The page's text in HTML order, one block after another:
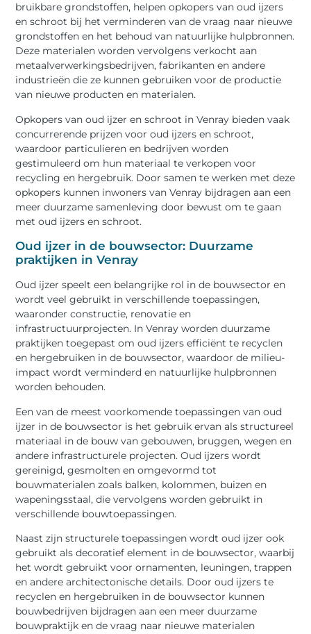
bruikbare grondstoffen, helpen opkopers van oud ijzers
en schroot bij het verminderen van de vraag naar nieuwe
grondstoffen en het behoud van natuurlijke hulpbronnen.
Deze materialen worden vervolgens verkocht aan
metaalverwerkingsbedrijven, fabrikanten en andere
industrieën die ze kunnen gebruiken voor de productie
van nieuwe producten en materialen.
Opkopers van oud ijzer en schroot in Venray bieden vaak
concurrerende prijzen voor oud ijzers en schroot,
waardoor particulieren en bedrijven worden
gestimuleerd om hun materiaal te verkopen voor
recycling en hergebruik. Door samen te werken met deze
opkopers kunnen inwoners van Venray bijdragen aan een
meer duurzame samenleving door bewust om te gaan
met oud ijzers en schroot.
Oud ijzer in de bouwsector: Duurzame
praktijken in Venray
Oud ijzer speelt een belangrijke rol in de bouwsector en
wordt veel gebruikt in verschillende toepassingen,
waaronder constructie, renovatie en
infrastructuurprojecten. In Venray worden duurzame
praktijken toegepast om oud ijzers efficiënt te recyclen
en hergebruiken in de bouwsector, waardoor de milieu-
impact wordt verminderd en natuurlijke hulpbronnen
worden behouden.
Een van de meest voorkomende toepassingen van oud
ijzer in de bouwsector is het gebruik ervan als structureel
materiaal in de bouw van gebouwen, bruggen, wegen en
andere infrastructurele projecten. Oud ijzers wordt
gereinigd, gesmolten en omgevormd tot
bouwmaterialen zoals balken, kolommen, buizen en
wapeningsstaal, die vervolgens worden gebruikt in
verschillende bouwtoepassingen.
Naast zijn structurele toepassingen wordt oud ijzer ook
gebruikt als decoratief element in de bouwsector, waarbij
het wordt gebruikt voor ornamenten, leuningen, trappen
en andere architectonische details. Door oud ijzers te
recyclen en hergebruiken in de bouwsector kunnen
bouwbedrijven bijdragen aan een meer duurzame
bouwpraktijk en de vraag naar nieuwe materialen